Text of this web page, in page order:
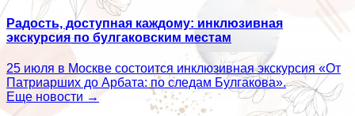
Радость, доступная каждому: инклюзивная
экскурсия по булгаковским местам
25 июля в Москве состоится инклюзивная экскурсия «От
Патриарших до Арбата: по следам Булгакова».
Еще новости →